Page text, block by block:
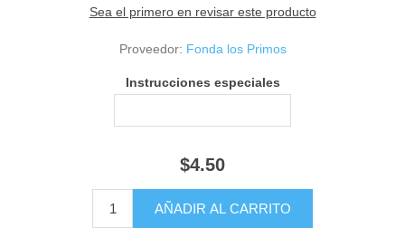
Sea el primero en revisar este producto
Proveedor: Fonda los Primos
Instrucciones especiales
$4.50